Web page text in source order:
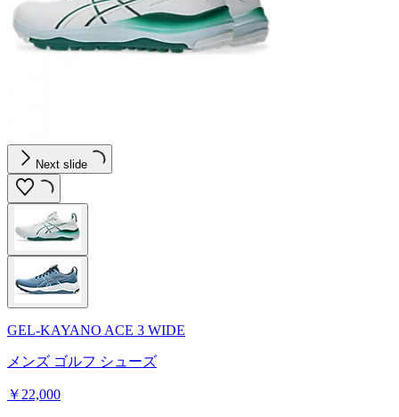
Next slide
GEL-KAYANO ACE 3 WIDE
メンズ ゴルフ シューズ
￥22,000